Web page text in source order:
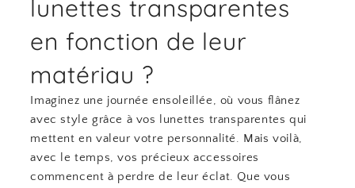
lunettes transparentes
en fonction de leur
matériau ?
Imaginez une journée ensoleillée, où vous flânez
avec style grâce à vos lunettes transparentes qui
mettent en valeur votre personnalité. Mais voilà,
avec le temps, vos précieux accessoires
commencent à perdre de leur éclat. Que vous